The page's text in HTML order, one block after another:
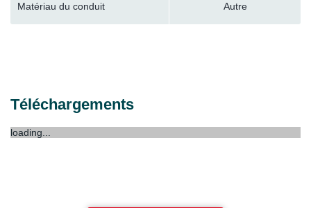
Matériau du conduit Autre
Téléchargements
loading...